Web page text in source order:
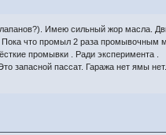
Имею сильный жор масла.
что промыл 2 раза промывочным
промывки . Ради эксперимента .
запасной пассат. Гаража нет ямы нет.